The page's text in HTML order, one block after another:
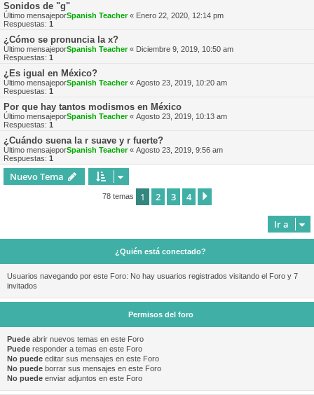
Sonidos de "g"
Último mensajeporSpanish Teacher« Enero 22, 2020, 12:14 pm
Respuestas: 1
¿Cómo se pronuncia la x?
Último mensajeporSpanish Teacher« Diciembre 9, 2019, 10:50 am
Respuestas: 1
¿Es igual en México?
Último mensajeporSpanish Teacher« Agosto 23, 2019, 10:20 am
Respuestas: 1
Por que hay tantos modismos en México
Último mensajeporSpanish Teacher« Agosto 23, 2019, 10:13 am
Respuestas: 1
¿Cuándo suena la r suave y r fuerte?
Último mensajeporSpanish Teacher« Agosto 23, 2019, 9:56 am
Respuestas: 1
Nuevo Tema
78 temas 1 2 3 4
Ir a
¿Quién está conectado?
Usuarios navegando por este Foro: No hay usuarios registrados visitando el Foro y 7
invitados
Permisos del foro
Puede abrir nuevos temas en este Foro
Puede responder a temas en este Foro
No puede editar sus mensajes en este Foro
No puede borrar sus mensajes en este Foro
No puede enviar adjuntos en este Foro